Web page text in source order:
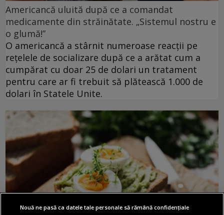
Americancă uluită după ce a comandat
medicamente din străinătate. „Sistemul nostru e
o glumă!”
O americancă a stârnit numeroase reacții pe
rețelele de socializare după ce a arătat cum a
cumpărat cu doar 25 de dolari un tratament
pentru care ar fi trebuit să plătească 1.000 de
dolari în Statele Unite.
Nouă ne pasă ca datele tale personale să rămână confidențiale